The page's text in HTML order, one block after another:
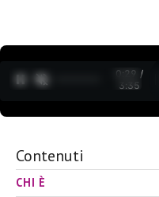
0:30 /
3:35
Contenuti
CHI È